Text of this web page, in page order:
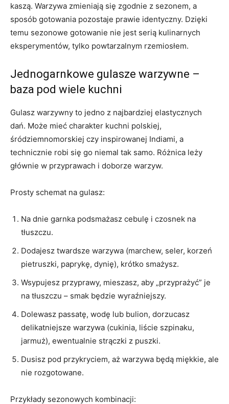
kaszą. Warzywa zmieniają się zgodnie z sezonem, a
sposób gotowania pozostaje prawie identyczny. Dzięki
temu sezonowe gotowanie nie jest serią kulinarnych
eksperymentów, tylko powtarzalnym rzemiosłem.
Jednogarnkowe gulasze warzywne –
baza pod wiele kuchni
Gulasz warzywny to jedno z najbardziej elastycznych
dań. Może mieć charakter kuchni polskiej,
śródziemnomorskiej czy inspirowanej Indiami, a
technicznie robi się go niemal tak samo. Różnica leży
głównie w przyprawach i doborze warzyw.
Prosty schemat na gulasz:
Na dnie garnka podsmażasz cebulę i czosnek na
tłuszczu.
Dodajesz twardsze warzywa (marchew, seler, korzeń
pietruszki, paprykę, dynię), krótko smażysz.
Wsypujesz przyprawy, mieszasz, aby „przyprażyć” je
na tłuszczu – smak będzie wyraźniejszy.
Dolewasz passatę, wodę lub bulion, dorzucasz
delikatniejsze warzywa (cukinia, liście szpinaku,
jarmuż), ewentualnie strączki z puszki.
Dusisz pod przykryciem, aż warzywa będą miękkie, ale
nie rozgotowane.
Przykłady sezonowych kombinacji: